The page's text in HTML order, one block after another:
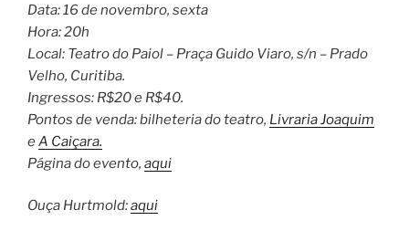
Data: 16 de novembro, sexta
Hora: 20h
Local: Teatro do Paiol – Praça Guido Viaro, s/n – Prado
Velho, Curitiba.
Ingressos: R$20 e R$40.
Pontos de venda: bilheteria do teatro, Livraria Joaquim
eA Caiçara.
Página do evento, aqui
Ouça Hurtmold:aqui